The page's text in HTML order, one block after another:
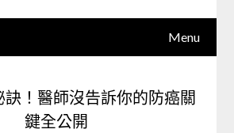
Menu
！醫師沒告訴你的防癌關
鍵全公開